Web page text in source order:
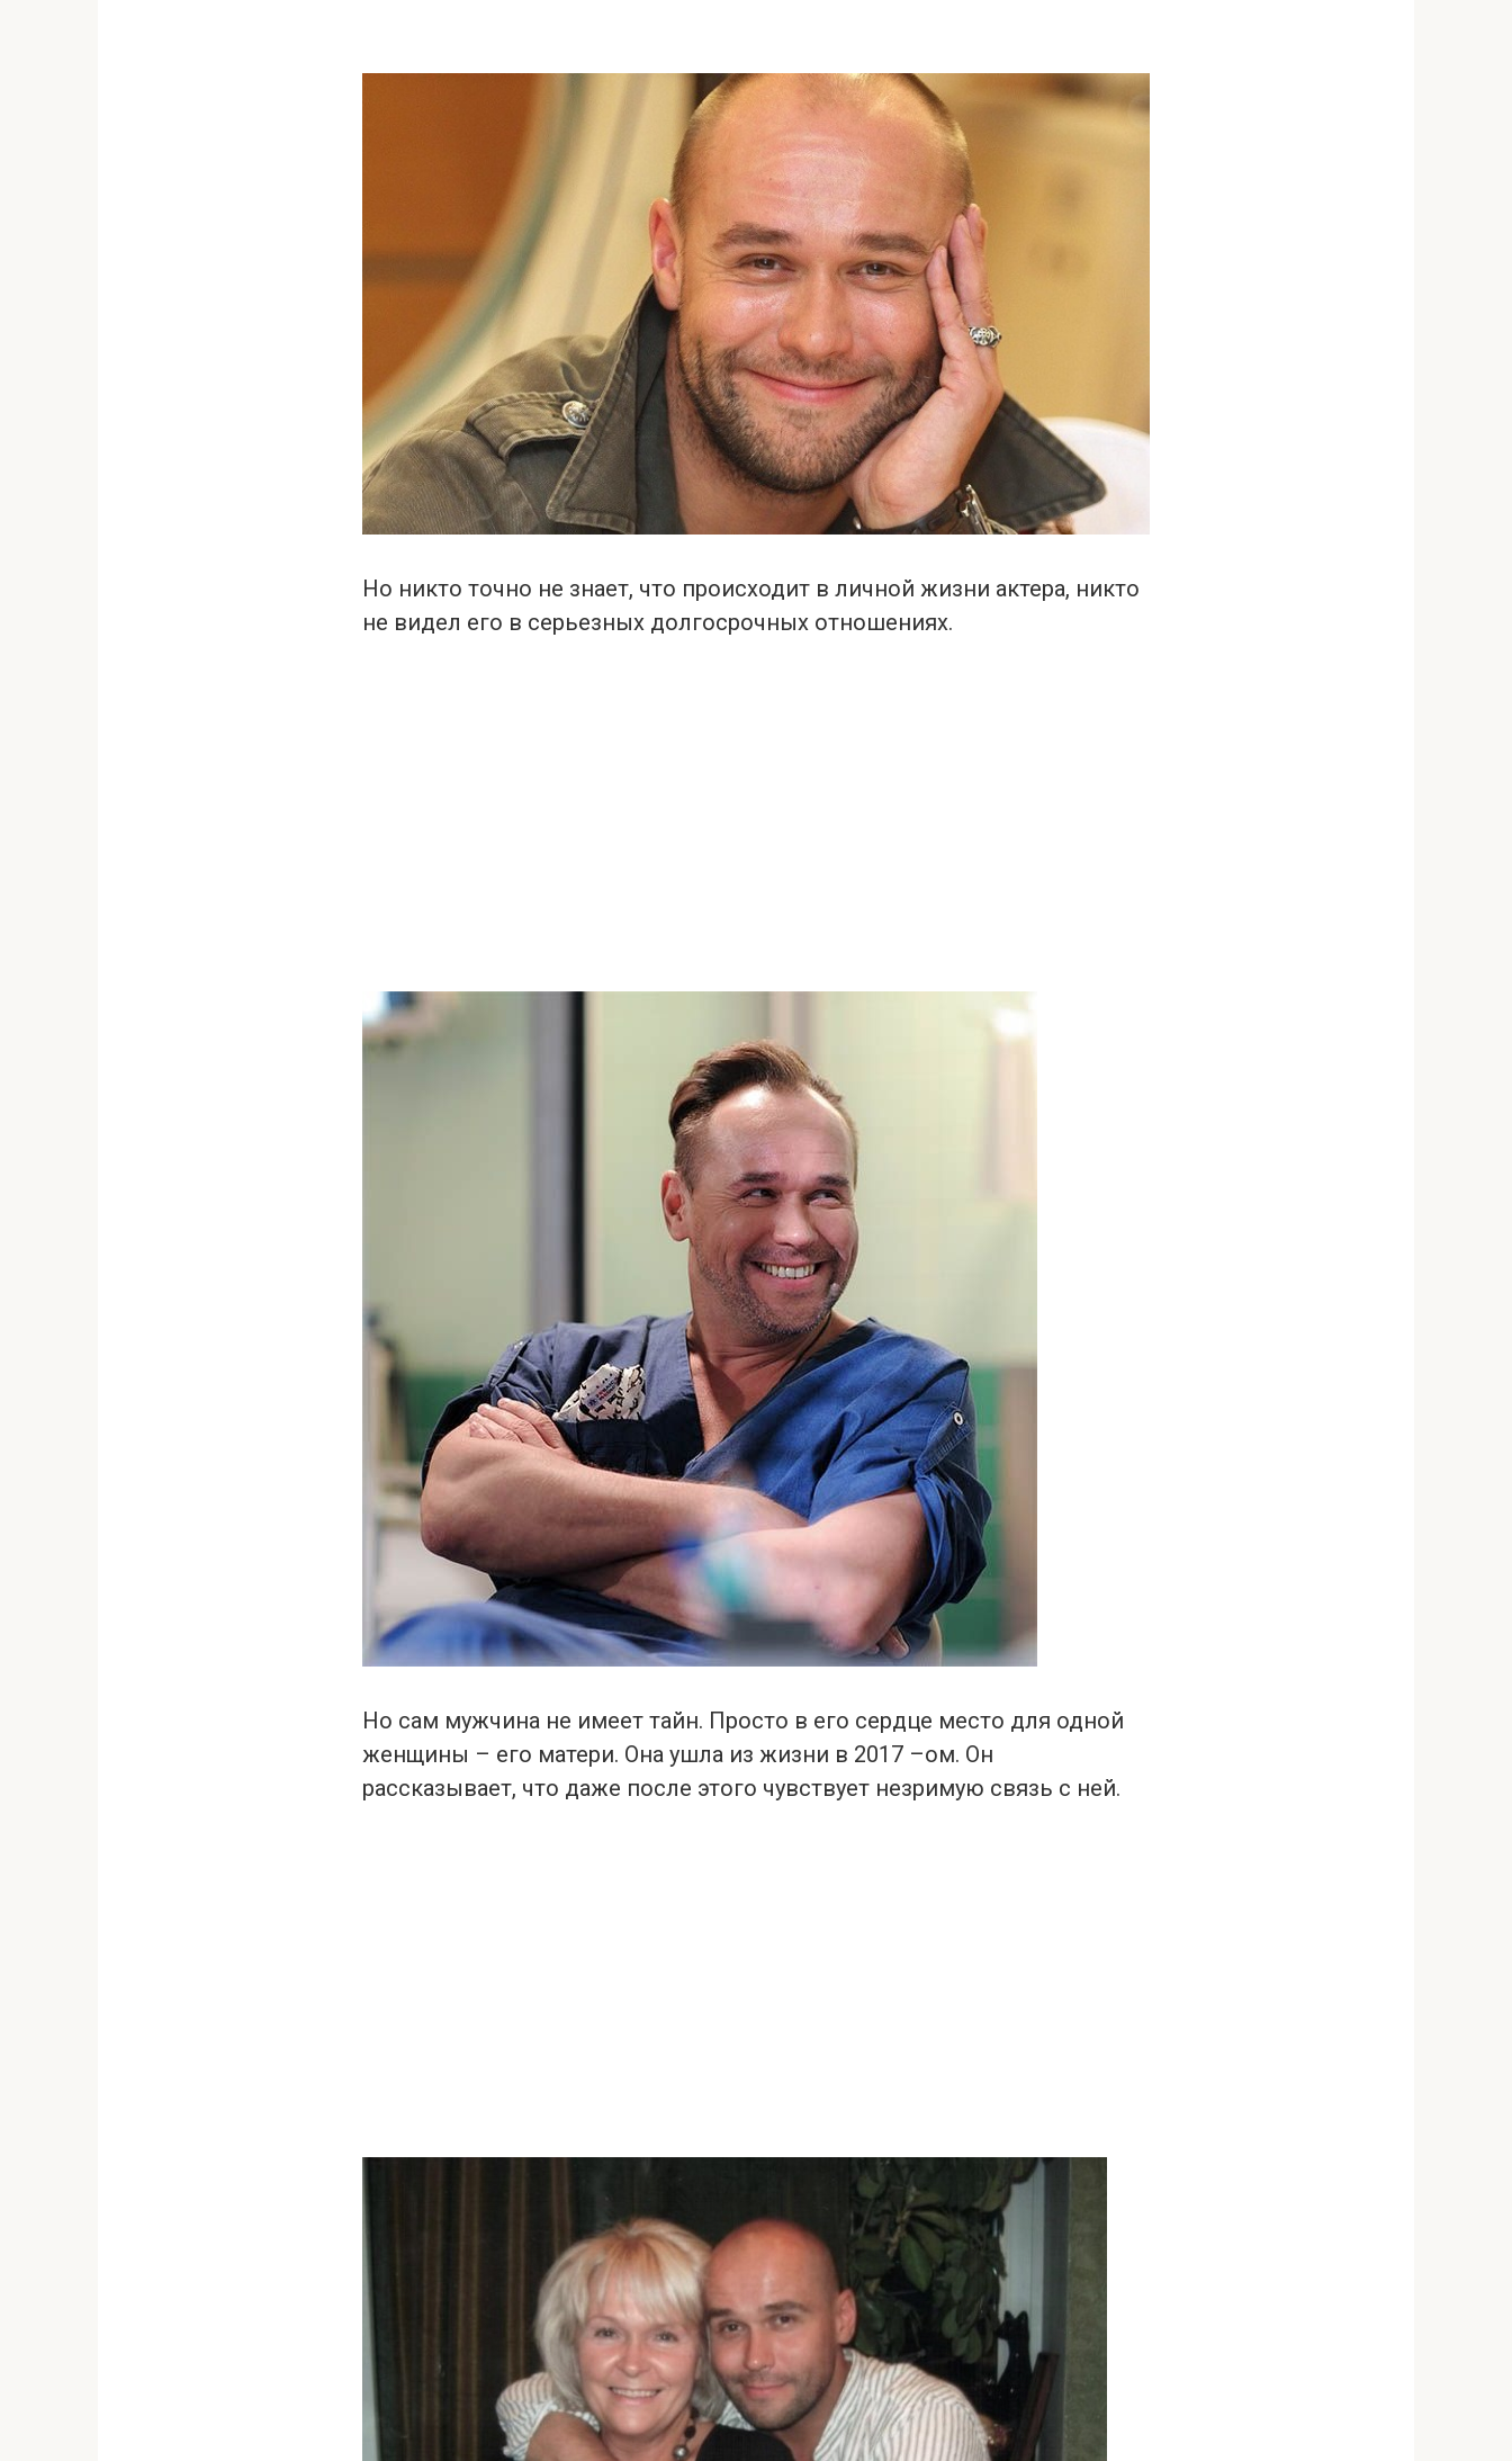
Но никто точно не знает, что происходит в личной жизни актера, никто
не видел его в серьезных долгосрочных отношениях.
Но сам мужчина не имеет тайн. Просто в его сердце место для одной
женщины – его матери. Она ушла из жизни в 2017 –ом. Он
рассказывает, что даже после этого чувствует незримую связь с ней.